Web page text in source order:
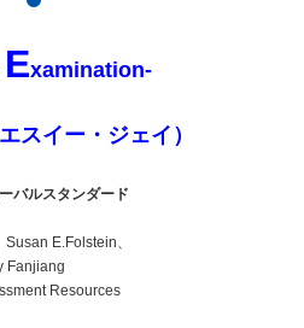
Examination-
スイー・ジェイ）
バルスタンダード
E.Folstein、
Resources